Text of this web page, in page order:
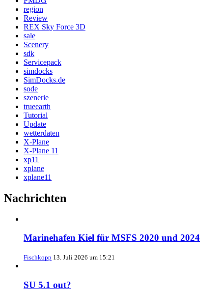
region
Review
REX Sky Force 3D
sale
Scenery
sdk
Servicepack
simdocks
SimDocks.de
sode
szenerie
trueearth
Tutorial
Update
wetterdaten
X-Plane
X-Plane 11
xp11
xplane
xplane11
Nachrichten
Marinehafen Kiel für MSFS 2020 und 2024
Fischkopp 13. Juli 2026 um 15:21
SU 5.1 out?